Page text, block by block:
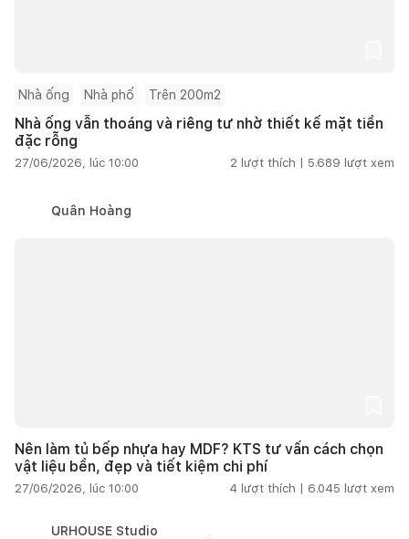
Nhà ống Nhà phố Trên 200m2
Nhà ống vẫn thoáng và riêng tư nhờ thiết kế mặt tiền
đặc rỗng
27/06/2026, lúc 10:00 2 lượt thích | 5.689 lượt xem
Quân Hoàng
Nên làm tủ bếp nhựa hay MDF? KTS tư vấn cách chọn
vật liệu bền, đẹp và tiết kiệm chi phí
27/06/2026, lúc 10:00 4 lượt thích | 6.045 lượt xem
URHOUSE Studio